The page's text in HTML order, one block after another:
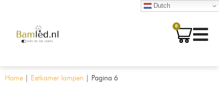
0
Home | Eetkamer lampen | Pagina 6
Dutch